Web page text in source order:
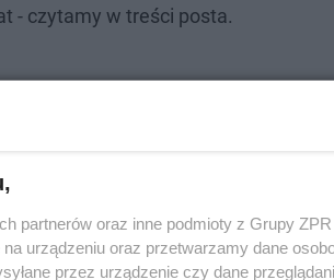
- czytamy w treści posta.
partnerów oraz inne podmioty z Grupy
urządzeniu oraz przetwarzamy dane
przez urządzenie czy dane